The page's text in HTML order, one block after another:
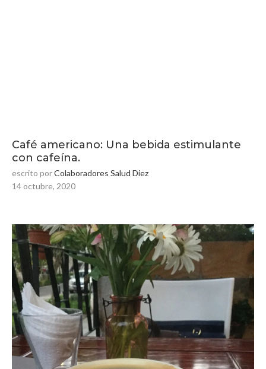
Café americano: Una bebida estimulante
con cafeína.
escrito porColaboradores Salud Diez
14 octubre, 2020